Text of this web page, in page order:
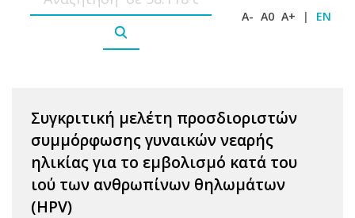
A- A0 A+ | EN
Συγκριτική μελέτη προσδιοριστών
συμμόρφωσης γυναικών νεαρής
ηλικίας για το εμβολισμό κατά του
ιού των ανθρωπίνων θηλωμάτων
(HPV)